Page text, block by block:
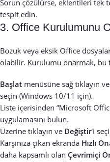
Sorun çözülürse, eklentileri tek
tespit edin.
3. Office Kurulumunu
Bozuk veya eksik Office
olabilir. Kurulumu onarmak,
Başlat menüsüne sağ tıklayın ve
seçin (Windows 10/11 için).
Liste içerisinden “Microsoft
uygulamasını bulun.
Üzerine tıklayın ve Değiştir‘i
Karşınıza çıkan ekranda Hızlı
daha kapsamlı olan Çevrimiçi